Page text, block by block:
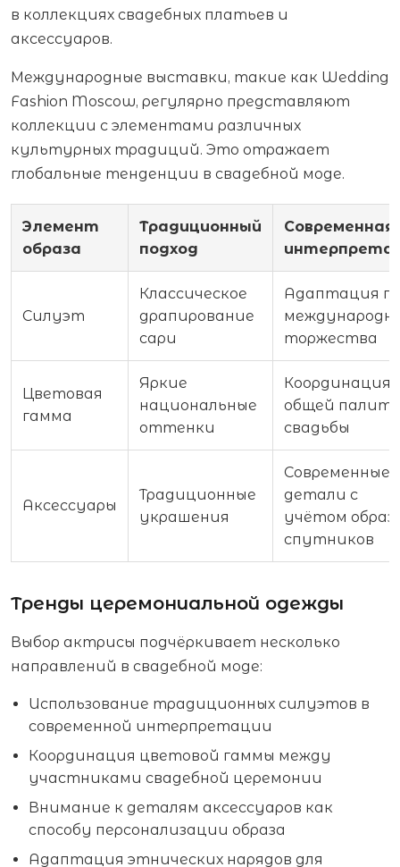
в коллекциях свадебных платьев и
аксессуаров.
Международные выставки, такие как Wedding
Fashion Moscow, регулярно представляют
коллекции с элементами различных
культурных традиций. Это отражает
глобальные тенденции в свадебной моде.
Элемент
образа
Традиционный
подход
Современная
Силуэт
Классическое
драпирование
сари
Адаптация
торжества
Цветовая
гамма
Яркие
национальные
оттенки
Координация
общей
свадьбы
Аксессуары
Традиционные
украшения
Современные
детали с
учётом
спутников
Тренды церемониальной одежды
Выбор актрисы подчёркивает несколько
направлений в свадебной моде:
Использование традиционных силуэтов в
современной интерпретации
Координация цветовой гаммы между
участниками свадебной церемонии
Внимание к деталям аксессуаров как
способу персонализации образа
Адаптация этнических нарядов для